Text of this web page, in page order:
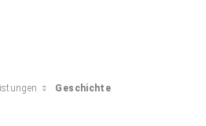
Geschichte